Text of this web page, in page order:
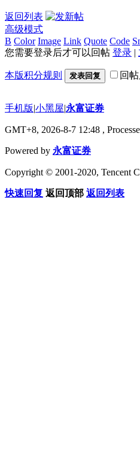
返回列表
高级模式
B Color Image Link Quote Code
您需要登录后才可以回帖 登录 |
本版积分规则 发表回复 回
手机版|小黑屋|永富证券
GMT+8, 2026-8-7 12:48 ,
Powered by 永富证券
Copyright © 2001-2020, Tencent
快速回复 返回顶部 返回列表